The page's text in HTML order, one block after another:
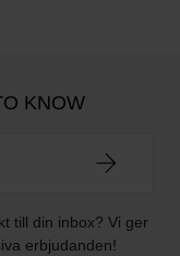
KNOW
till din inbox? Vi ger
erbjudanden!